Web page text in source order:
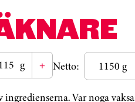
g + Netto: 1150 g
Var noga